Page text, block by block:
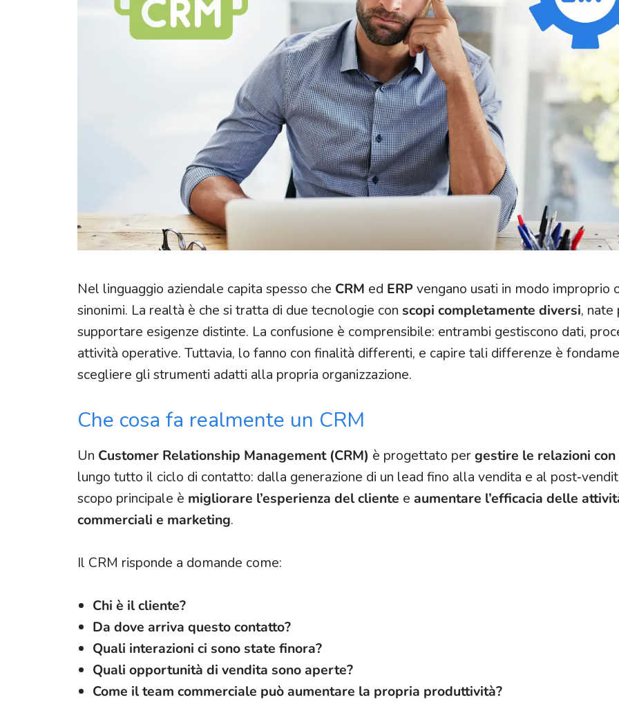
Punto vendita
Assistenza post vendita
Nel linguaggio aziendale capita spesso che CRM ed ERPvengano usati in modo improprio
sinonimi. La realtà è che si tratta di due tecnologie con scopi completamente diversi, nate
supportare esigenze distinte. La confusione è comprensibile: entrambi gestiscono dati,
attività operative. Tuttavia, lo fanno con finalità differenti, e capire tali differenze è
scegliere gli strumenti adatti alla propria organizzazione.
Che cosa fa realmente un CRM
Un Customer Relationship Management (CRM) è progettato pergestire le relazioni
lungo tutto il ciclo di contatto: dalla generazione di un lead fino alla vendita e al
scopo principale è migliorare l’esperienza del cliente e aumentare l’efficacia delle
commerciali e marketing.
Il CRM risponde a domande come:
Chi è il cliente?
Da dove arriva questo contatto?
Quali interazioni ci sono state finora?
Quali opportunità di vendita sono aperte?
Come il team commerciale può aumentare la propria produttività?